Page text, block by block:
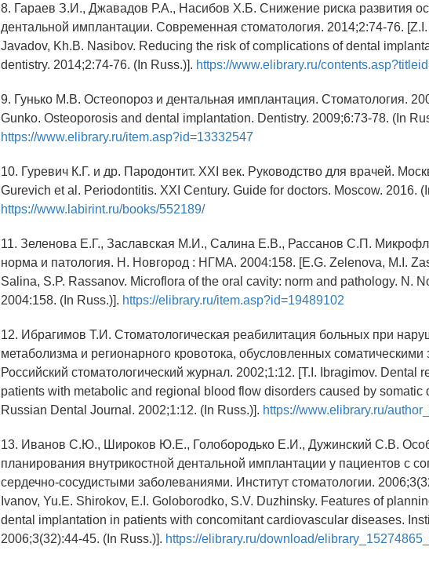
8. Гараев З.И., Джавадов Р.А., Насибов Х.Б. Снижение риска развития
дентальной имплантации. Современная стоматология. 2014;2:74-76.
Javadov, Kh.B. Nasibov. Reducing the risk of complications of dental
dentistry. 2014;2:74-76. (In Russ.)]. https://www.elibrary.ru/
9. Гунько М.В. Остеопороз и дентальная имплантация. Стоматология.
Gunko. Osteoporosis and dental implantation. Dentistry. 2009;6:73-78. (In
https://www.elibrary.ru/item.asp?id=13332547
10. Гуревич К.Г. и др. Пародонтит. XXI век. Руководство для врачей.
Gurevich et al. Periodontitis. XXI Century. Guide for doctors. Moscow. 2016.
https://www.labirint.ru/books/552189/
11. Зеленова Е.Г., Заславская М.И., Салина Е.В., Рассанов С.П.
норма и патология. Н. Новгород : НГМА. 2004:158. [E.G. Zelenova, M.I.
Salina, S.P. Rassanov. Microflora of the oral cavity: norm and pathology. N.
2004:158. (In Russ.)]. https://elibrary.ru/item.asp?id=19489102
12. Ибрагимов Т.И. Стоматологическая реабилитация больных при
метаболизма и регионарного кровотока, обусловленных
Российский стоматологический журнал. 2002;1:12. [T.I. Ibragimov. Dental
patients with metabolic and regional blood flow disorders caused by somatic
Russian Dental Journal. 2002;1:12. (In Russ.)]. https://www.elibrary.ru/
13. Иванов С.Ю., Широков Ю.Е., Голобородько Е.И., Дужинский С.В.
планирования внутрикостной дентальной имплантации у пациентов с
сердечно-сосудистыми заболеваниями. Институт стоматологии.
Ivanov, Yu.E. Shirokov, E.I. Goloborodko, S.V. Duzhinsky. Features of
dental implantation in patients with concomitant cardiovascular diseases.
2006;3(32):44-45. (In Russ.)]. https://elibrary.ru/download/